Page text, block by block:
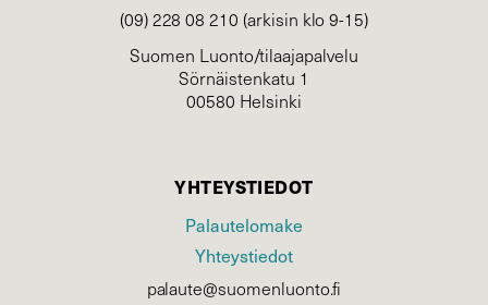
(09) 228 08 210 (arkisin klo 9-15)
Suomen Luonto/tilaajapalvelu
Sörnäistenkatu 1
00580 Helsinki
YHTEYSTIEDOT
Palautelomake
Yhteystiedot
palaute@suomenluonto.fi